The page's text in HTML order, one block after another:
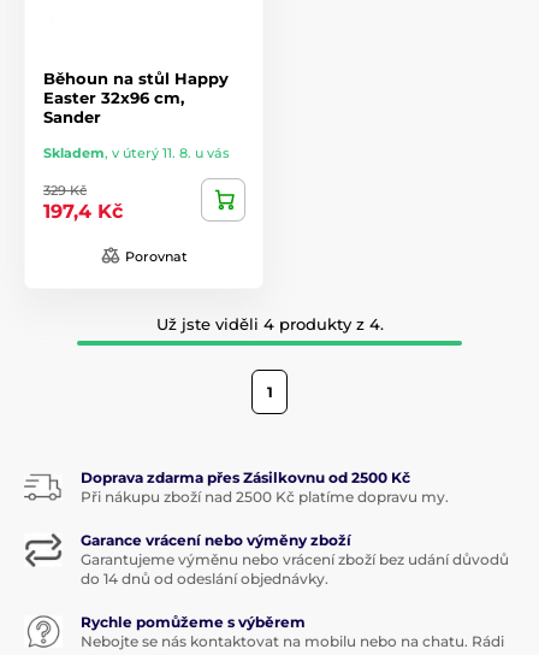
Běhoun na stůl Happy
Easter 32x96 cm,
Sander
Skladem, v úterý 11. 8. u vás
329 Kč
197,4 Kč
Porovnat
Už jste viděli 4 produkty z 4.
1
Doprava zdarma přes Zásilkovnu od 2500 Kč
Při nákupu zboží nad 2500 Kč platíme dopravu my.
Garance vrácení nebo výměny zboží
Garantujeme výměnu nebo vrácení zboží bez udání důvodů
do 14 dnů od odeslání objednávky.
Rychle pomůžeme s výběrem
Nebojte se nás kontaktovat na mobilu nebo na chatu. Rádi